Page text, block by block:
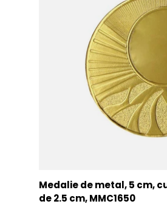
Medalie de metal, 5 cm,
de 2.5 cm, MMC1650